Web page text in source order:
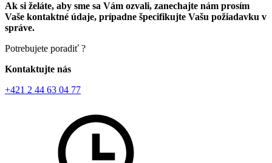
Ak si želáte, aby sme sa Vám ozvali, zanechajte nám prosím
Vaše kontaktné údaje, prípadne špecifikujte Vašu požiadavku v
správe.
Potrebujete poradiť ?
Kontaktujte nás
+421 2 44 63 04 77